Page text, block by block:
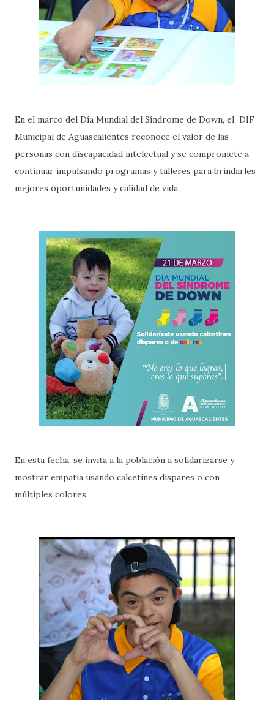
En el marco del Día Mundial del Síndrome de Down, el DIF
Municipal de Aguascalientes reconoce el valor de las
personas con discapacidad intelectual y se compromete a
continuar impulsando programas y talleres para brindarles
mejores oportunidades y calidad de vida.
En esta fecha, se invita a la población a solidarizarse y
mostrar empatía usando calcetines dispares o con
múltiples colores.